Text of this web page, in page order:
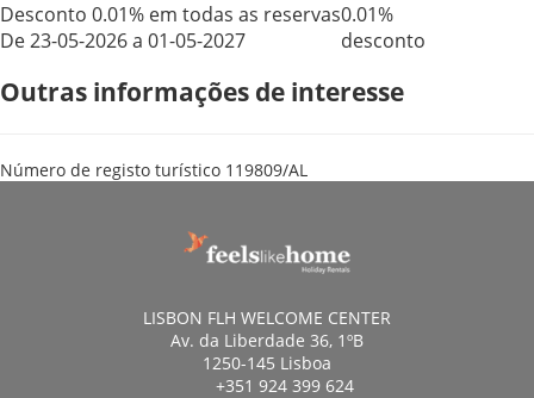
Desconto 0.01% em todas as reservas
De 23-05-2026 a 01-05-2027
0.01%
desconto
Outras informações de interesse
Número de registo turístico 119809/AL
LISBON FLH WELCOME CENTER
Av. da Liberdade 36, 1ºB
1250-145 Lisboa
+351 924 399 624